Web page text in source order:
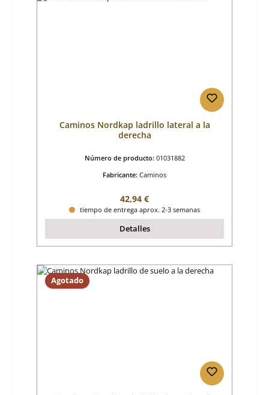
Caminos Nordkap ladrillo lateral a la
derecha
Número de producto: 01031882
Fabricante: Caminos
Precio normal:
42,94 €
tiempo de entrega aprox. 2-3 semanas
Detalles
Agotado